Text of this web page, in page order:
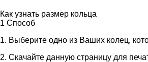
Как узнать размер кольца
1 Способ
1. Выберите одно из Ваших колец,
2. Скачайте данную страницу для